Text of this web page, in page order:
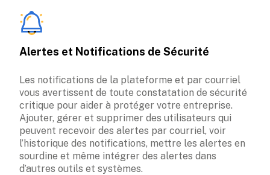
Alertes et Notifications de Sécurité
Les notifications de la plateforme et par courriel
vous avertissent de toute constatation de sécurité
critique pour aider à protéger votre entreprise.
Ajouter, gérer et supprimer des utilisateurs qui
peuvent recevoir des alertes par courriel, voir
l’historique des notifications, mettre les alertes en
sourdine et même intégrer des alertes dans
d’autres outils et systèmes.